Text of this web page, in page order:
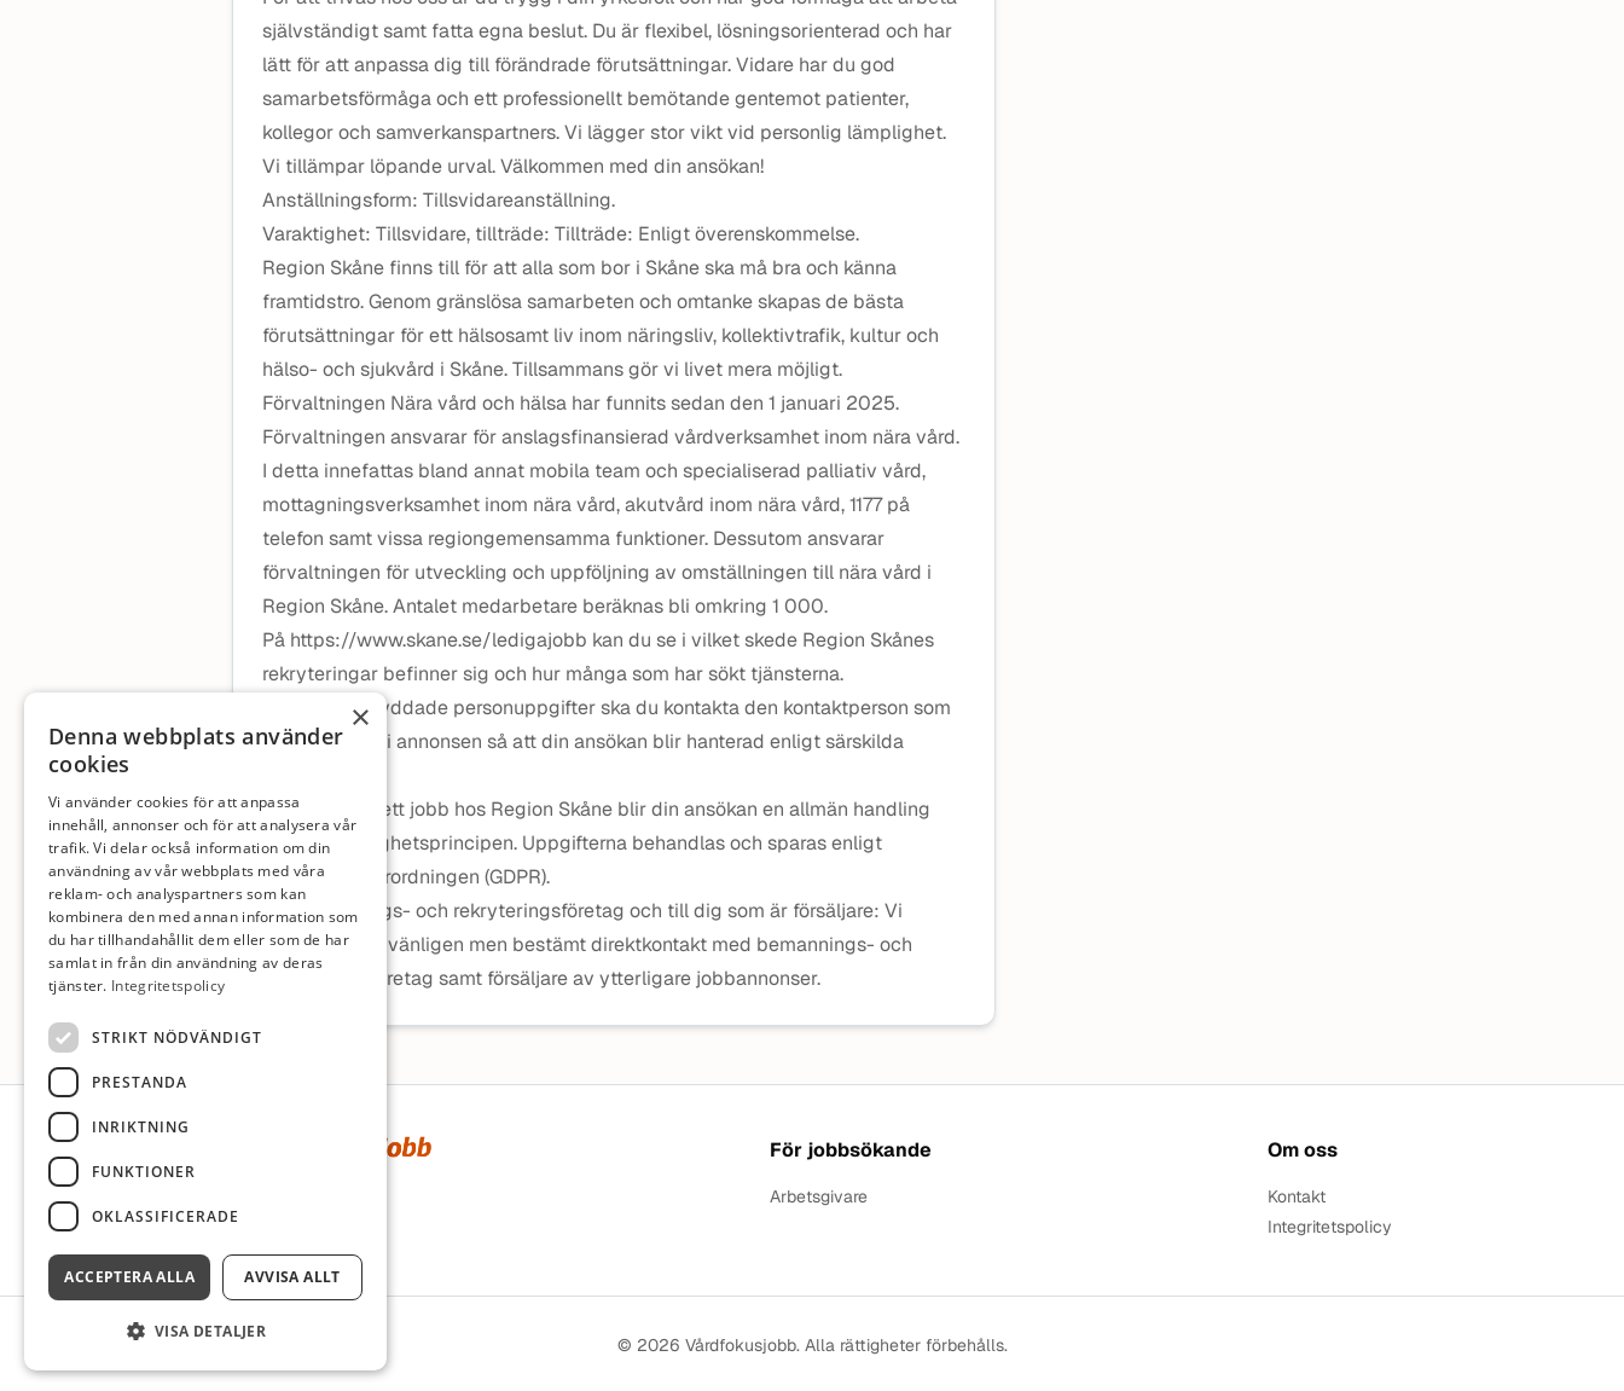
självständigt samt fatta egna beslut. Du är flexibel, lösningsorienterad och har
lätt för att anpassa dig till förändrade förutsättningar. Vidare har du god
samarbetsförmåga och ett professionellt bemötande gentemot patienter,
kollegor och samverkanspartners. Vi lägger stor vikt vid personlig lämplighet.
Vi tillämpar löpande urval. Välkommen med din ansökan!
Anställningsform: Tillsvidareanställning.
Varaktighet: Tillsvidare, tillträde: Tillträde: Enligt överenskommelse.
Region Skåne finns till för att alla som bor i Skåne ska må bra och känna
framtidstro. Genom gränslösa samarbeten och omtanke skapas de bästa
förutsättningar för ett hälsosamt liv inom näringsliv, kollektivtrafik, kultur och
hälso- och sjukvård i Skåne. Tillsammans gör vi livet mera möjligt.
Förvaltningen Nära vård och hälsa har funnits sedan den 1 januari 2025.
Förvaltningen ansvarar för anslagsfinansierad vårdverksamhet inom nära vård.
I detta innefattas bland annat mobila team och specialiserad palliativ vård,
mottagningsverksamhet inom nära vård, akutvård inom nära vård, 1177 på
telefon samt vissa regiongemensamma funktioner. Dessutom ansvarar
förvaltningen för utveckling och uppföljning av omställningen till nära vård i
Region Skåne. Antalet medarbetare beräknas bli omkring 1 000.
På https://www.skane.se/ledigajobb kan du se i vilket skede Region Skånes
rekryteringar befinner sig och hur många som har sökt tjänsterna.
Om du har skyddade personuppgifter ska du kontakta den kontaktperson som
finns angiven i annonsen så att din ansökan blir hanterad enligt särskilda
När du söker ett jobb hos Region Skåne blir din ansökan en allmän handling
enligt offentlighetsprincipen. Uppgifterna behandlas och sparas enligt
dataskyddsförordningen (GDPR).
Till bemannings- och rekryteringsföretag och till dig som är försäljare: Vi
undanber oss vänligen men bestämt direktkontakt med bemannings- och
rekryteringsföretag samt försäljare av ytterligare jobbannonser.
Sidfot
För jobbsökande
Arbetsgivare
Om oss
Kontakt
Integritetspolicy
© 2026 Vårdfokusjobb. Alla rättigheter förbehålls.
×
Denna webbplats använder
cookies
Vi använder cookies för att anpassa
innehåll, annonser och för att analysera vår
trafik. Vi delar också information om din
användning av vår webbplats med våra
reklam- och analyspartners som kan
kombinera den med annan information som
du har tillhandahållit dem eller som de har
samlat in från din användning av deras
tjänster. Integritetspolicy
STRIKT NÖDVÄNDIGT
PRESTANDA
INRIKTNING
FUNKTIONER
OKLASSIFICERADE
ACCEPTERA ALLA AVVISA ALLT
VISA DETALJER